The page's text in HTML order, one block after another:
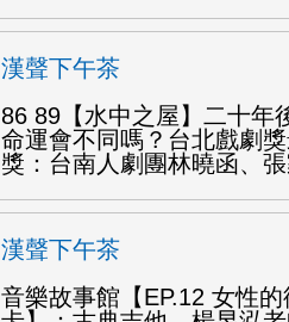
漢聲下午茶
86 89【水中之屋】二十年
命運會不同嗎？台北戲劇
獎：台南人劇團林曉函、
漢聲下午茶
音樂故事館【EP.12 女性